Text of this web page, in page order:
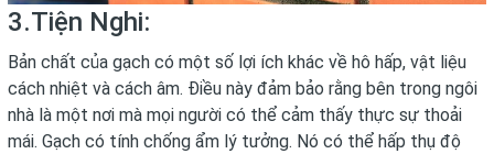
3.Tiện Nghi:
Bản chất của gạch có một số lợi ích khác về hô hấp, vật liệu
cách nhiệt và cách âm. Điều này đảm bảo rằng bên trong ngôi
nhà là một nơi mà mọi người có thể cảm thấy thực sự thoải
mái. Gạch có tính chống ẩm lý tưởng. Nó có thể hấp thụ độ